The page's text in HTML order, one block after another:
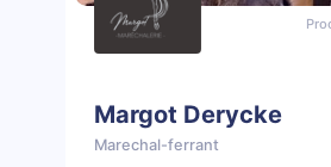
Margot Derycke
Marechal-ferrant